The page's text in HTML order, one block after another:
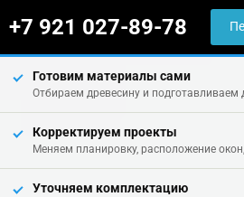
+7 921 027-89-78
Готовим материалы сами
Отбираем древесину и подготавливаем
Корректируем проекты
Меняем планировку, расположение
Уточняем комплектацию